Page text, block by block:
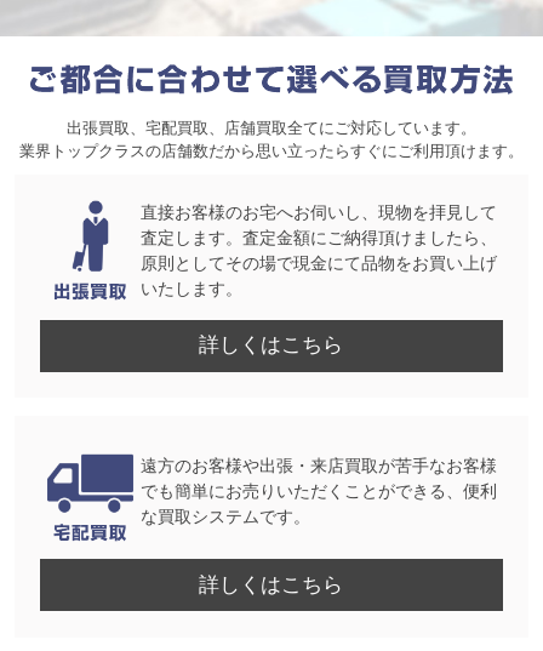
出張買取、宅配買取、店舗買取全てにご対応しています。
業界トップクラスの店舗数だから思い立ったらすぐにご利用頂けます。
直接お客様のお宅へお伺いし、現物を拝見して
査定します。査定金額にご納得頂けましたら、
原則としてその場で現金にて品物をお買い上げ
いたします。
詳しくはこちら
遠方のお客様や出張・来店買取が苦手なお客様
でも簡単にお売りいただくことができる、便利
な買取システムです。
詳しくはこちら